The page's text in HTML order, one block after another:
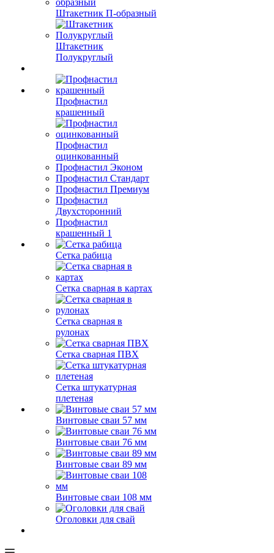
Штакетник П-образный
Штакетник
Полукруглый
Профнастил
крашенный
Профнастил
оцинкованный
Профнастил Эконом
Профнастил Стандарт
Профнастил Премиум
Профнастил
Двухсторонний
Профнастил
крашенный 1
Сетка рабица
Сетка сварная в картах
Сетка сварная в
рулонах
Сетка сварная ПВХ
Сетка штукатурная
плетеная
Винтовые сваи 57 мм
Винтовые сваи 76 мм
Винтовые сваи 89 мм
Винтовые сваи 108 мм
Оголовки для свай